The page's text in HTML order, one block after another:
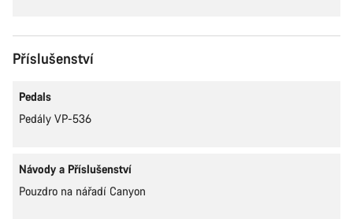
Příslušenství
Pedals
Pedály VP-536
Návody a Příslušenství
Pouzdro na nářadí Canyon